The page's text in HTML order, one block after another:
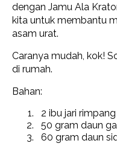
dengan Jamu Ala
kita untuk membantu
asam urat.
Caranya mudah, kok!
di rumah.
Bahan:
2 ibu jari
50 gram daun
60 gram daun